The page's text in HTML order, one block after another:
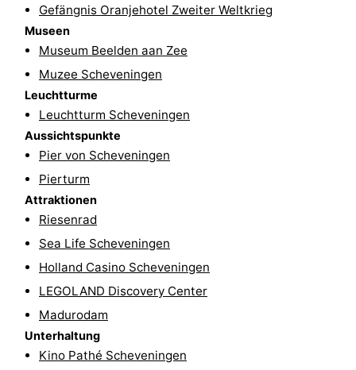
Adressen
Region
Natur
Schoorlse
Duinen
Bergen
aan
Zee
Bergen
Alkmaar
Egmond
aan
Noordhollands
duinreservaat
Gefängnis Oranjehotel Zweiter Weltkrieg
Museen
Museum Beelden aan Zee
Muzee Scheveningen
Leuchtturme
Leuchtturm Scheveningen
Aussichtspunkte
Pier von Scheveningen
Pierturm
Attraktionen
Riesenrad
Sea Life Scheveningen
Holland Casino Scheveningen
LEGOLAND Discovery Center
Madurodam
Unterhaltung
Kino Pathé Scheveningen